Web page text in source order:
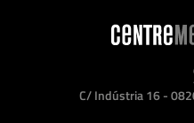
C/ Indústria 16 -